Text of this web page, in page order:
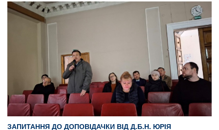
ЗАПИТАННЯ ДО ДОПОВІДАЧКИ ВІД Д.Б.Н. ЮРІЯ